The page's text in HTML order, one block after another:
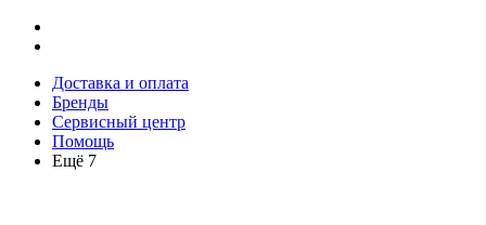
Доставка и оплата
Бренды
Сервисный центр
Помощь
Ещё 7